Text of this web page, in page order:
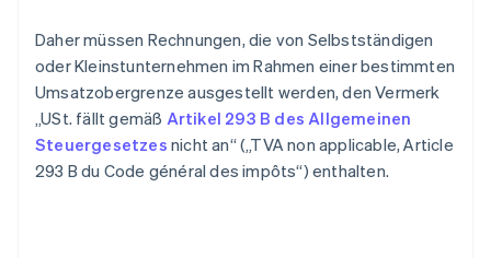
Daher müssen Rechnungen, die von Selbstständigen
oder Kleinstunternehmen im Rahmen einer bestimmten
Umsatzobergrenze ausgestellt werden, den Vermerk
„USt. fällt gemäß Artikel 293 B des Allgemeinen
Steuergesetzes nicht an“ („TVA non applicable, Article
293 B du Code général des impôts“) enthalten.